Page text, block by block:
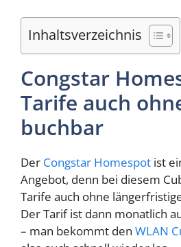
Inhaltsverzeichnis
Congstar
Tarife auch
buchbar
Der Congstar Homespot ist
Angebot, denn bei diesem
Tarife auch ohne
Der Tarif ist dann monatlich
– man bekommt den WLAN